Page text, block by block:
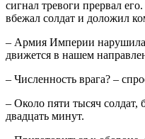
сигнал тревоги прервал
вбежал солдат и доложил
– Армия Империи нарушила
движется в нашем
– Численность врага? –
– Около пяти тысяч солдат,
двадцать минут.